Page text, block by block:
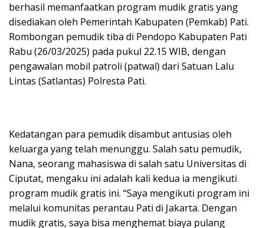
berhasil memanfaatkan program mudik gratis yang
disediakan oleh Pemerintah Kabupaten (Pemkab) Pati.
Rombongan pemudik tiba di Pendopo Kabupaten Pati
Rabu (26/03/2025) pada pukul 22.15 WIB, dengan
pengawalan mobil patroli (patwal) dari Satuan Lalu
Lintas (Satlantas) Polresta Pati.
Kedatangan para pemudik disambut antusias oleh
keluarga yang telah menunggu. Salah satu pemudik,
Nana, seorang mahasiswa di salah satu Universitas di
Ciputat, mengaku ini adalah kali kedua ia mengikuti
program mudik gratis ini. “Saya mengikuti program ini
melalui komunitas perantau Pati di Jakarta. Dengan
mudik gratis, saya bisa menghemat biaya pulang